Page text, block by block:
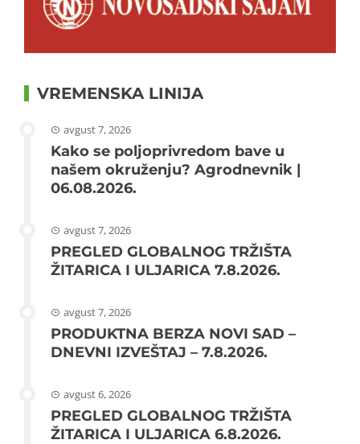
VREMENSKA LINIJA
avgust 7, 2026
Kako se poljoprivredom bave u
našem okruženju? Agrodnevnik |
06.08.2026.
avgust 7, 2026
PREGLED GLOBALNOG TRŽIŠTA
ŽITARICA I ULJARICA 7.8.2026.
avgust 7, 2026
PRODUKTNA BERZA NOVI SAD –
DNEVNI IZVEŠTAJ – 7.8.2026.
avgust 6, 2026
PREGLED GLOBALNOG TRŽIŠTA
ŽITARICA I ULJARICA 6.8.2026.